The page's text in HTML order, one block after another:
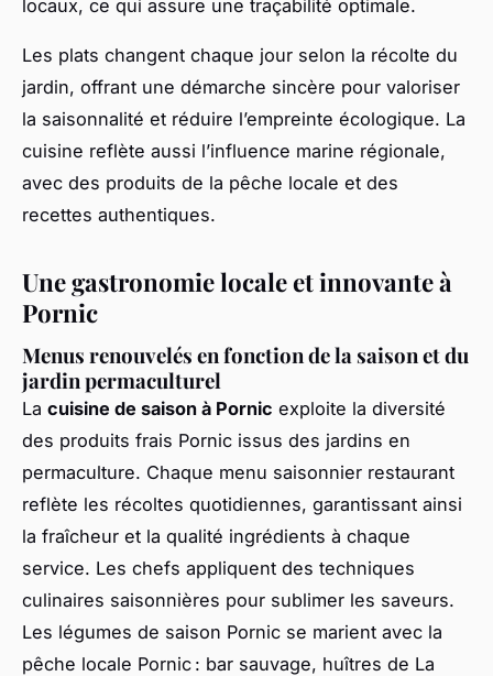
locaux, ce qui assure une traçabilité optimale.
Les plats changent chaque jour selon la récolte du
jardin, offrant une démarche sincère pour valoriser
la saisonnalité et réduire l’empreinte écologique. La
cuisine reflète aussi l’influence marine régionale,
avec des produits de la pêche locale et des
recettes authentiques.
Une gastronomie locale et innovante à
Pornic
Menus renouvelés en fonction de la saison et du
jardin permaculturel
La cuisine de saison à Pornic exploite la diversité
des produits frais Pornic issus des jardins en
permaculture. Chaque menu saisonnier restaurant
reflète les récoltes quotidiennes, garantissant ainsi
la fraîcheur et la qualité ingrédients à chaque
service. Les chefs appliquent des techniques
culinaires saisonnières pour sublimer les saveurs.
Les légumes de saison Pornic se marient avec la
pêche locale Pornic : bar sauvage, huîtres de La